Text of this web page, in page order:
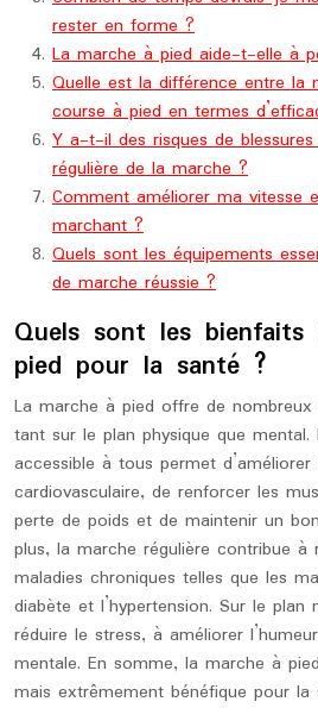
rester en forme ?
La marche à pied aide-t-elle à
Quelle est la différence entre la
course à pied en termes
Y a-t-il des risques de
régulière de la marche ?
Comment améliorer ma vitesse
marchant ?
Quels sont les équipements
de marche réussie ?
Quels sont les
pied pour la santé ?
La marche à pied offre de
tant sur le plan physique que
accessible à tous permet
cardiovasculaire, de renforcer les
perte de poids et de maintenir un
plus, la marche régulière contribue à
maladies chroniques telles que les
diabète et l’hypertension. Sur le
réduire le stress, à améliorer
mentale. En somme, la marche à
mais extrêmement bénéfique pour la